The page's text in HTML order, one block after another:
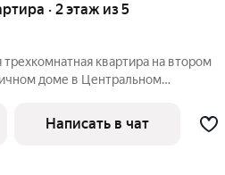
· 2 этаж из 5
квартира на втором
доме в Центральном
ул. Кондукторская)
Написать в чат